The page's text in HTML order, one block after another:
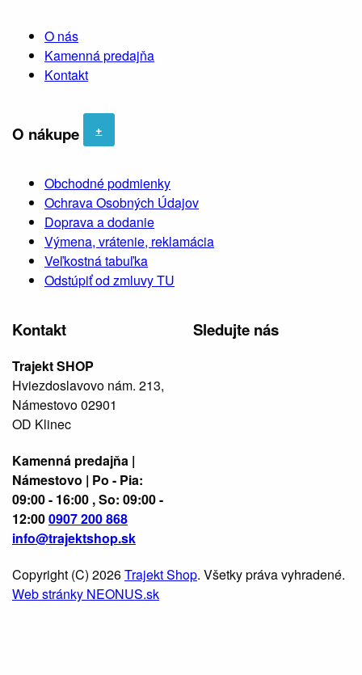
O nás
Kamenná predajňa
Kontakt
O nákupe +
Obchodné podmienky
Ochrava Osobných Údajov
Doprava a dodanie
Výmena, vrátenie, reklamácia
Veľkostná tabuľka
Odstúpiť od zmluvy TU
Kontakt
Trajekt SHOP
Hviezdoslavovo nám. 213,
Námestovo 02901
OD Klinec
Kamenná predajňa |
Námestovo | Po - Pia:
09:00 - 16:00 , So: 09:00 -
12:000907 200 868
info@trajektshop.sk
Sledujte nás
Copyright (C) 2026Trajekt Shop. Všetky práva vyhradené.
Web stránky NEONUS.sk